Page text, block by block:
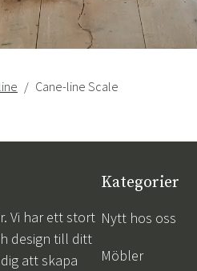
Cane-line Scale
Vi har ett stort
design till ditt
att skapa
Kategorier
Nytt hos oss
Möbler